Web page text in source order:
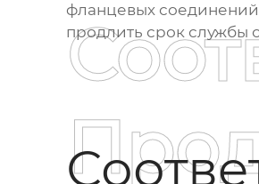
фланцевых
продлить срок службы